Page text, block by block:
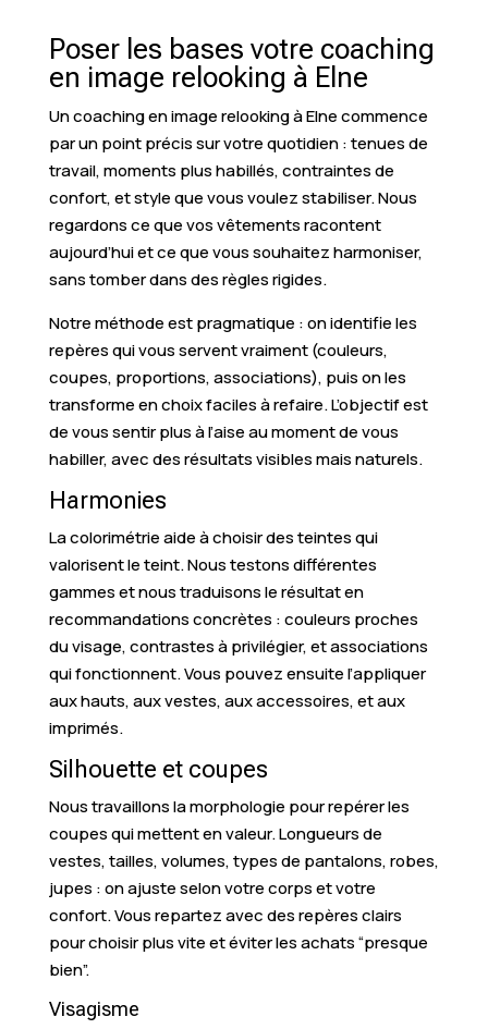
Poser les bases votre coaching
en image relooking à Elne
Un coaching en image relooking à Elne commence
par un point précis sur votre quotidien : tenues de
travail, moments plus habillés, contraintes de
confort, et style que vous voulez stabiliser. Nous
regardons ce que vos vêtements racontent
aujourd’hui et ce que vous souhaitez harmoniser,
sans tomber dans des règles rigides.
Notre méthode est pragmatique : on identifie les
repères qui vous servent vraiment (couleurs,
coupes, proportions, associations), puis on les
transforme en choix faciles à refaire. L’objectif est
de vous sentir plus à l’aise au moment de vous
habiller, avec des résultats visibles mais naturels.
Harmonies
La colorimétrie aide à choisir des teintes qui
valorisent le teint. Nous testons différentes
gammes et nous traduisons le résultat en
recommandations concrètes : couleurs proches
du visage, contrastes à privilégier, et associations
qui fonctionnent. Vous pouvez ensuite l’appliquer
aux hauts, aux vestes, aux accessoires, et aux
imprimés.
Silhouette et coupes
Nous travaillons la morphologie pour repérer les
coupes qui mettent en valeur. Longueurs de
vestes, tailles, volumes, types de pantalons, robes,
jupes : on ajuste selon votre corps et votre
confort. Vous repartez avec des repères clairs
pour choisir plus vite et éviter les achats “presque
bien”.
Visagisme